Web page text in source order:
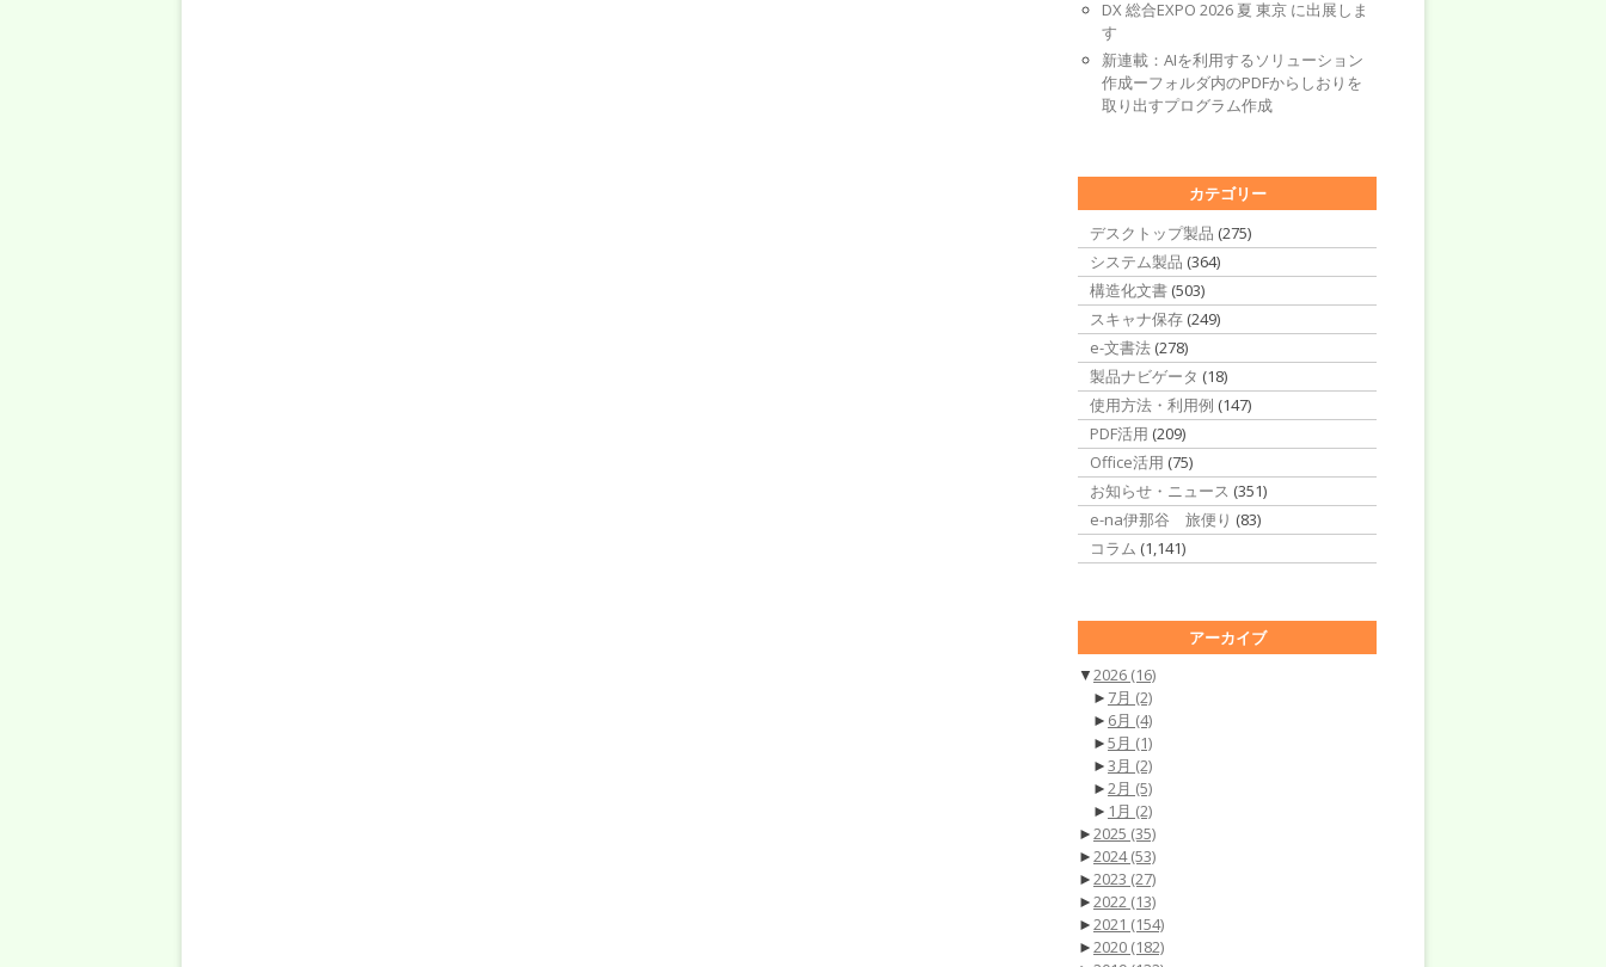
DX 総合EXPO 2026 夏 東京 に出展しま
す
新連載：AIを利用するソリューション
作成ーフォルダ内のPDFからしおりを
取り出すプログラム作成
カテゴリー
デスクトップ製品 (275)
システム製品 (364)
構造化文書 (503)
スキャナ保存 (249)
e-文書法 (278)
製品ナビゲータ (18)
使用方法・利用例 (147)
PDF活用 (209)
Office活用 (75)
お知らせ・ニュース (351)
e-na伊那谷 旅便り (83)
コラム (1,141)
アーカイブ
▼2026 (16)
► 7月 (2)
► 6月 (4)
►5月 (1)
►3月 (2)
►2月 (5)
► 1月 (2)
►2025 (35)
►2024(53)
►2023 (27)
►2022 (13)
►2021 (154)
►2020 (182)